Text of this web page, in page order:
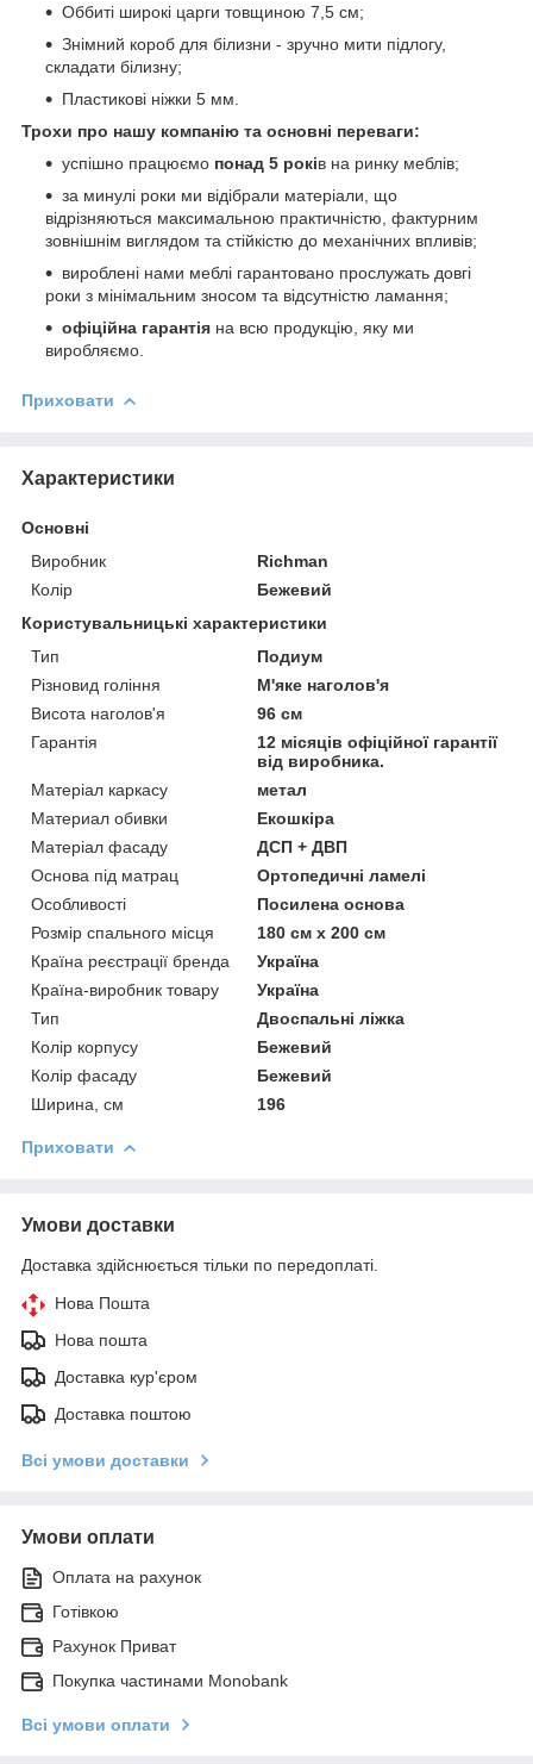
Оббиті широкі царги товщиною 7,5 см;
Знімний короб для білизни - зручно мити підлогу,
складати білизну;
Пластикові ніжки 5 мм.
Трохи про нашу компанію та основні переваги:
успішно працюємо понад 5 років на ринку меблів;
за минулі роки ми відібрали матеріали, що
відрізняються максимальною практичністю, фактурним
зовнішнім виглядом та стійкістю до механічних впливів;
вироблені нами меблі гарантовано прослужать довгі
роки з мінімальним зносом та відсутністю ламання;
офіційна гарантія на всю продукцію, яку ми
виробляємо.
Приховати
Характеристики
Основні
Виробник
Richman
Колір
Бежевий
Користувальницькі характеристики
Тип
Подиум
Різновид гоління
М'яке наголов'я
Висота наголов'я
96 см
Гарантія
12 місяців офіційної гарантії
від виробника.
Матеріал каркасу
метал
Материал обивки
Екошкіра
Матеріал фасаду
ДСП + ДВП
Основа під матрац
Ортопедичні ламелі
Особливості
Посилена основа
Розмір спального місця
180 см х 200 см
Країна реєстрації бренда
Україна
Країна-виробник товару
Україна
Тип
Двоспальні ліжка
Колір корпусу
Бежевий
Колір фасаду
Бежевий
Ширина, см
196
Приховати
Умови доставки
Доставка здійснюється тільки по передоплаті.
Нова Пошта
Нова пошта
Доставка кур'єром
Доставка поштою
Всі умови доставки
Умови оплати
Оплата на рахунок
Готівкою
Рахунок Приват
Покупка частинами Monobank
Всі умови оплати